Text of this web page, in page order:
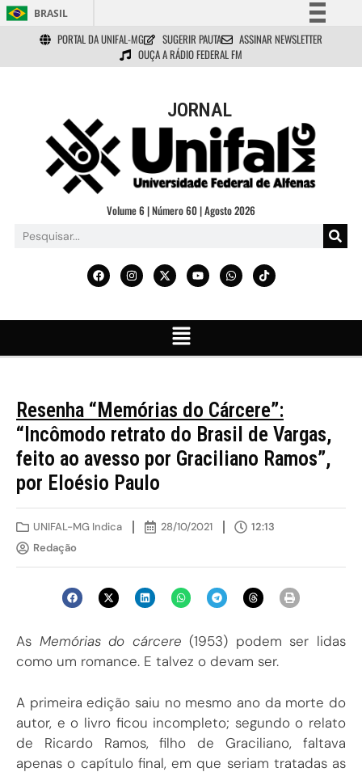
BRASIL
Simplifique!
Comunica BR
Acesso à informação
Legislação
Canais
PORTAL DA UNIFAL-MG SUGERIR PAUTA
ASSINAR NEWSLETTER
OUÇA A RÁDIO FEDERAL FM
JORNAL
Volume 6 | Número 60 | Agosto 2026
Resenha “Memórias do Cárcere”:
“Incômodo retrato do Brasil de Vargas,
feito ao avesso por Graciliano Ramos”,
por Eloésio Paulo
UNIFAL-MG Indica 28/10/2021
12:13
Redação
As Memórias do cárcere(1953) podem ser lidas
como um romance. E talvez o devam ser.
A primeira edição saiu no mesmo ano da morte do
autor, e o livro ficou incompleto; segundo o relato
de Ricardo Ramos, filho de Graciliano, faltava
apenas o capítulo final, em que seriam tratadas as